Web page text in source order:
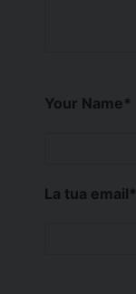
Your Name*
La tua email*